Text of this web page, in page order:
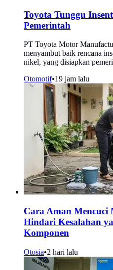
Toyota Tunggu
Pemerintah
PT Toyota Motor
menyambut baik rencana
nikel, yang disiapkan
Otomotif•19 jam lalu
Cara Aman
Hindari Kesalahan
Komponen
Otosia•2 hari lalu